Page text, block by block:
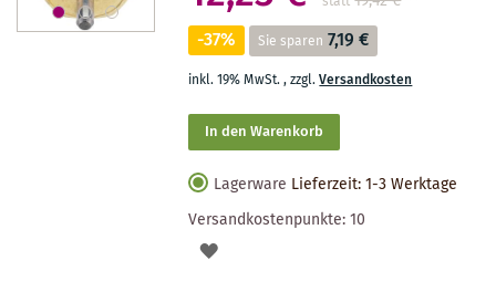
-37% Sie sparen 7,19 €
inkl. 19% MwSt.,zzgl.Versandkosten
In den Warenkorb
Lagerware Lieferzeit: 1-3 Werktage
Versandkostenpunkte:10
AUF